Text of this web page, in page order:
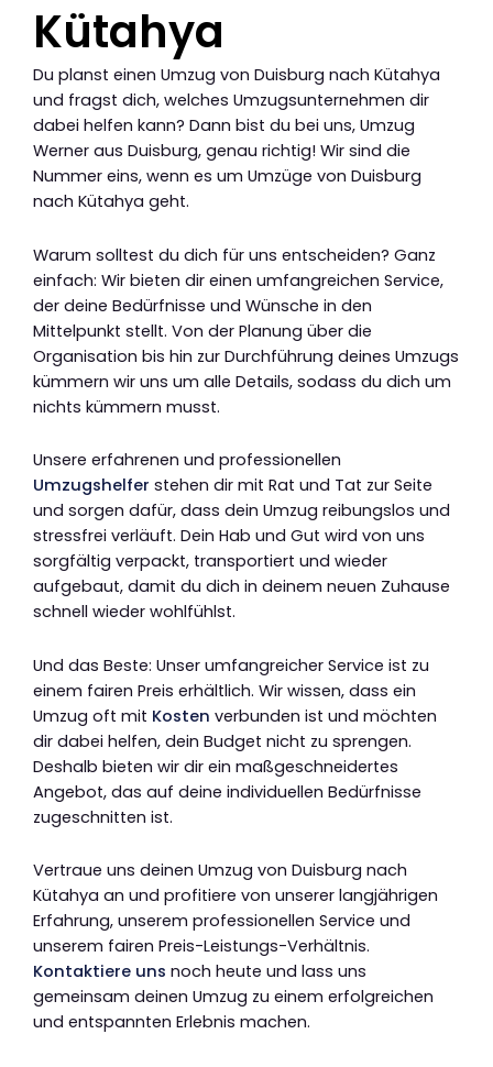
Kütahya
Du planst einen Umzug von Duisburg nach Kütahya
und fragst dich, welches Umzugsunternehmen dir
dabei helfen kann? Dann bist du bei uns, Umzug
Werner aus Duisburg, genau richtig! Wir sind die
Nummer eins, wenn es um Umzüge von Duisburg
nach Kütahya geht.
Warum solltest du dich für uns entscheiden? Ganz
einfach: Wir bieten dir einen umfangreichen Service,
der deine Bedürfnisse und Wünsche in den
Mittelpunkt stellt. Von der Planung über die
Organisation bis hin zur Durchführung deines Umzugs
kümmern wir uns um alle Details, sodass du dich um
nichts kümmern musst.
Unsere erfahrenen und professionellen
Umzugshelfer stehen dir mit Rat und Tat zur Seite
und sorgen dafür, dass dein Umzug reibungslos und
stressfrei verläuft. Dein Hab und Gut wird von uns
sorgfältig verpackt, transportiert und wieder
aufgebaut, damit du dich in deinem neuen Zuhause
schnell wieder wohlfühlst.
Und das Beste: Unser umfangreicher Service ist zu
einem fairen Preis erhältlich. Wir wissen, dass ein
Umzug oft mit Kosten verbunden ist und möchten
dir dabei helfen, dein Budget nicht zu sprengen.
Deshalb bieten wir dir ein maßgeschneidertes
Angebot, das auf deine individuellen Bedürfnisse
zugeschnitten ist.
Vertraue uns deinen Umzug von Duisburg nach
Kütahya an und profitiere von unserer langjährigen
Erfahrung, unserem professionellen Service und
unserem fairen Preis-Leistungs-Verhältnis.
Kontaktiere uns noch heute und lass uns
gemeinsam deinen Umzug zu einem erfolgreichen
und entspannten Erlebnis machen.